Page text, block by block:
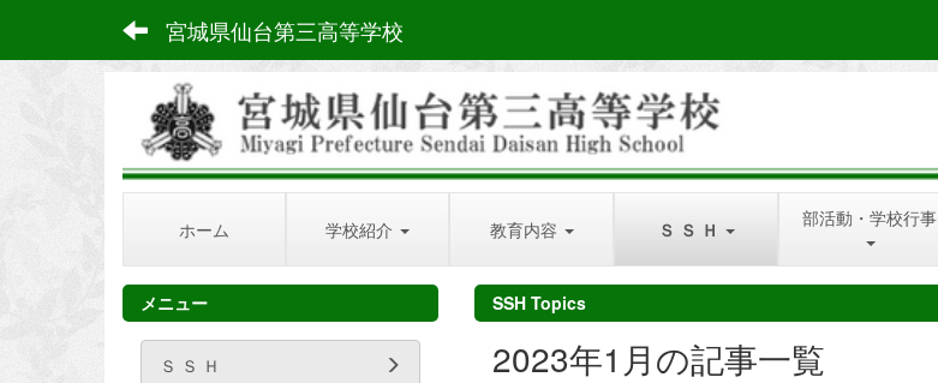
宮城県仙台第三高等学校
ホーム 学校紹介 教育内容 Ｓ Ｓ Ｈ 部活動・学校行事
SSH Topics
2023年1月の記事一覧
メニュー
Ｓ Ｓ Ｈ